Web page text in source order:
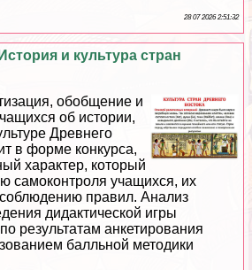
28 07 2026 2:51:32
и культура стран
обобщение и
об истории,
Древнего
в форме конкурса,
хаpaктер, который
самоконтроля учащихся, их
соблюдению правил. Анализ
дидактической игры
результатам анкетирования
балльной методики